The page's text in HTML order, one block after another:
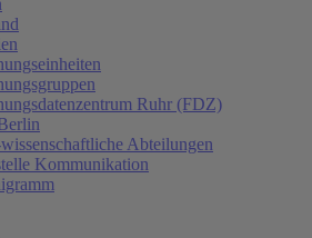
Ruhr (FDZ)
Abteilungen
Kommunikation